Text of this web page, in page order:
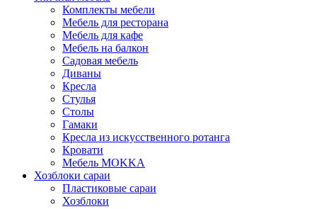
Комплекты мебели
Мебель для ресторана
Мебель для кафе
Мебель на балкон
Садовая мебель
Диваны
Кресла
Стулья
Столы
Гамаки
Кресла из искусственного ротанга
Кровати
Мебель MOKKA
Хозблоки сараи
Пластиковые сараи
Хозблоки